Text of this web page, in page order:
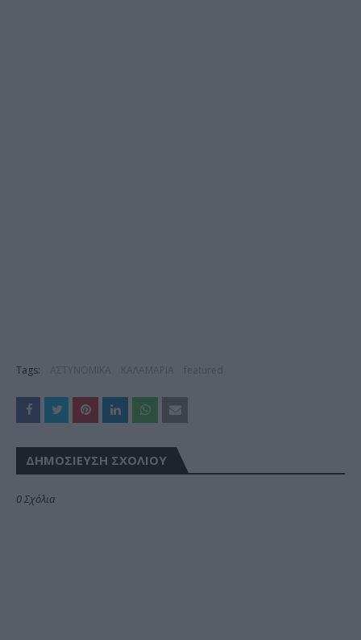
Tags:
ΔΗΜΟΣΊΕΥΣΗ ΣΧΟΛΊΟΥ
0 Σχόλια